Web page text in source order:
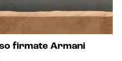
firmate Armani